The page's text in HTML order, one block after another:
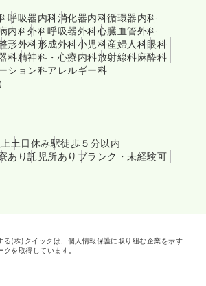
呼吸器内科消化器内科循環器内科
内科外科呼吸器外科心臓血管外科
形外科形成外科小児科産婦人科眼科
科精神科・心療内科放射線科麻酔科
ション科アレルギー科
土日休み駅徒歩５分以内
あり託児所あり ブランク・未経験可
る(株)クイックは、個人情報保護に取り組む企業を示す
クを取得しています。